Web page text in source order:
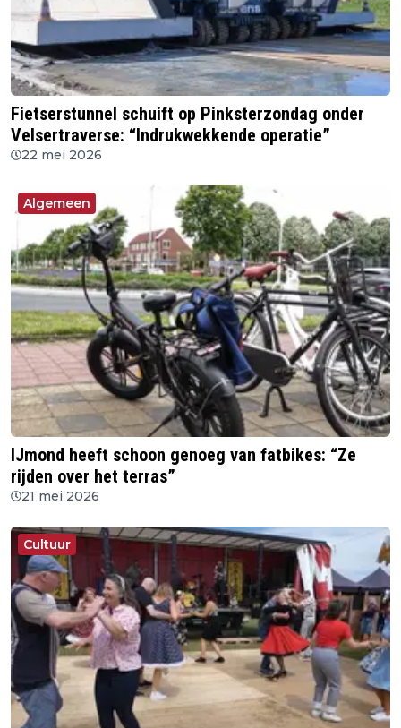
Fietserstunnel schuift op Pinksterzondag onder
Velsertraverse: “Indrukwekkende operatie”
22 mei 2026
Algemeen
IJmond heeft schoon genoeg van fatbikes: “Ze
rijden over het terras”
21 mei 2026
Cultuur